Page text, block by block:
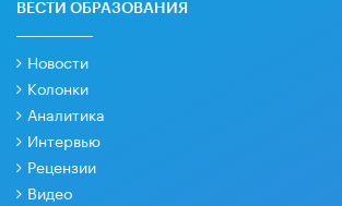
ВЕСТИ ОБРАЗОВАНИЯ
Новости
Колонки
Аналитика
Интервью
Рецензии
Видео